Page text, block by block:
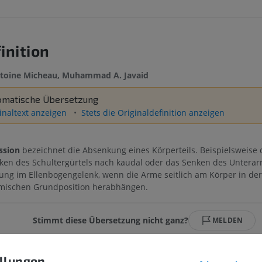
Micheau, Muhammad A. Javaid
Übersetzung
anzeigen
Stets die Originaldefinition anzeigen
bezeichnet die Absenkung eines Körperteils. Beispielsweise
des Schultergürtels nach kaudal oder das Senken des
im Ellenbogengelenk, wenn die Arme seitlich am Körper in der
Grundposition herabhängen.
Stimmt diese Übersetzung nicht ganz? MELDEN